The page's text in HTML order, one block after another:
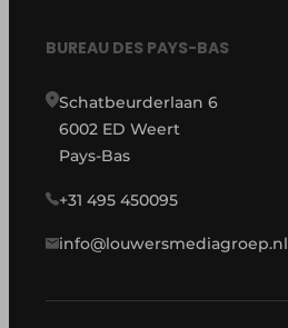
BUREAU DES PAYS-BAS
Schatbeurderlaan 6
6002 ED Weert
Pays-Bas
+31 495 450095
info@louwersmediagroep.nl